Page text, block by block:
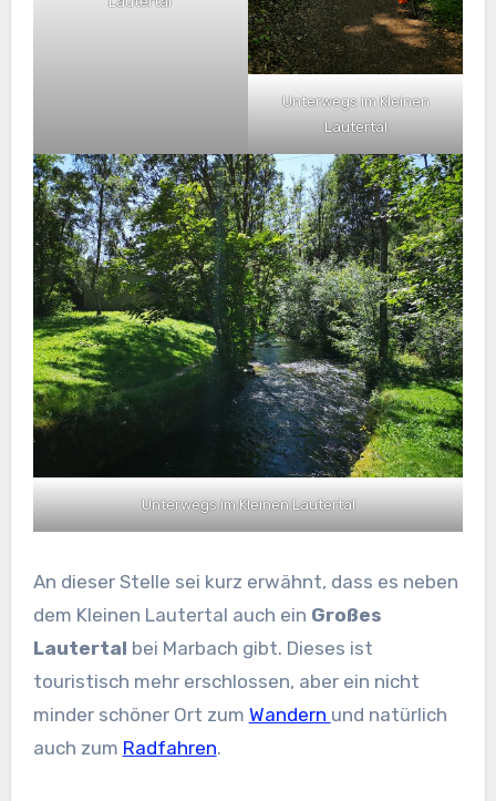
Unterwegs im Kleinen
Lautertal
Unterwegs im Kleinen Lautertal
An dieser Stelle sei kurz erwähnt, dass es neben
dem Kleinen Lautertal auch ein Großes
Lautertal bei Marbach gibt. Dieses ist
touristisch mehr erschlossen, aber ein nicht
minder schöner Ort zum Wandern und natürlich
auch zum Radfahren.